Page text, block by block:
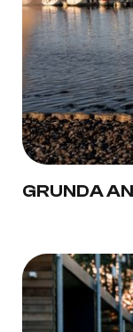
GRUNDA